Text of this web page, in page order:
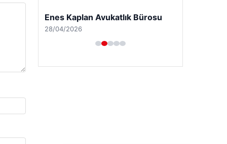
Enes Kaplan Avukatlık Bürosu